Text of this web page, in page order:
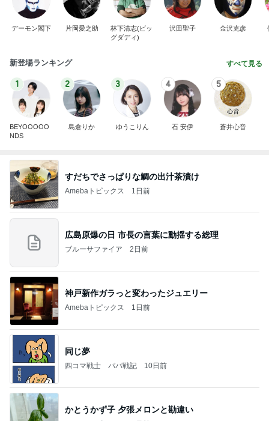
デーモン閣下 片岡愛之助
林下清志(ビッ
グダディ)
沢田聖子 金沢克彦
新登場ランキング すべて見る
1
BEYOOOOO
NDS
2
島倉りか
3
ゆうこりん
4
石 安伊
5
蒼井心音
すだちでさっぱりな鯛の出汁茶漬け
Amebaトピックス 1日前
広島原爆の日 市長の言葉に動揺する総理
ブルーサファイア 2日前
神戸新作ガラっと変わったジュエリー
Amebaトピックス 1日前
同じ夢
四コマ戦士 パパ戦記 10日前
かとうかず子 夕張メロンと勘違い